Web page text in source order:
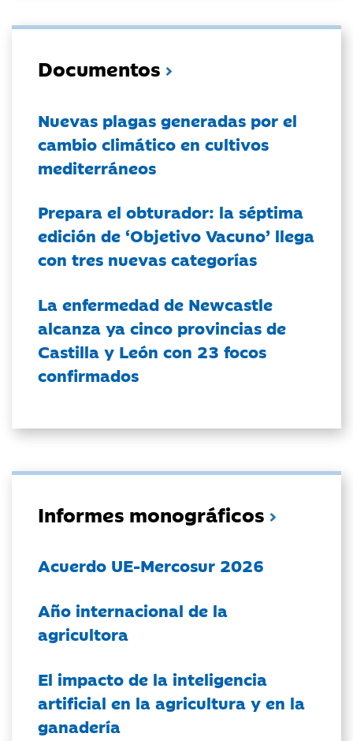
Documentos
Nuevas plagas generadas por el
cambio climático en cultivos
mediterráneos
Prepara el obturador: la séptima
edición de ‘Objetivo Vacuno’ llega
con tres nuevas categorías
La enfermedad de Newcastle
alcanza ya cinco provincias de
Castilla y León con 23 focos
confirmados
Informes monográficos
Acuerdo UE-Mercosur 2026
Año internacional de la
agricultora
El impacto de la inteligencia
artificial en la agricultura y en la
ganadería